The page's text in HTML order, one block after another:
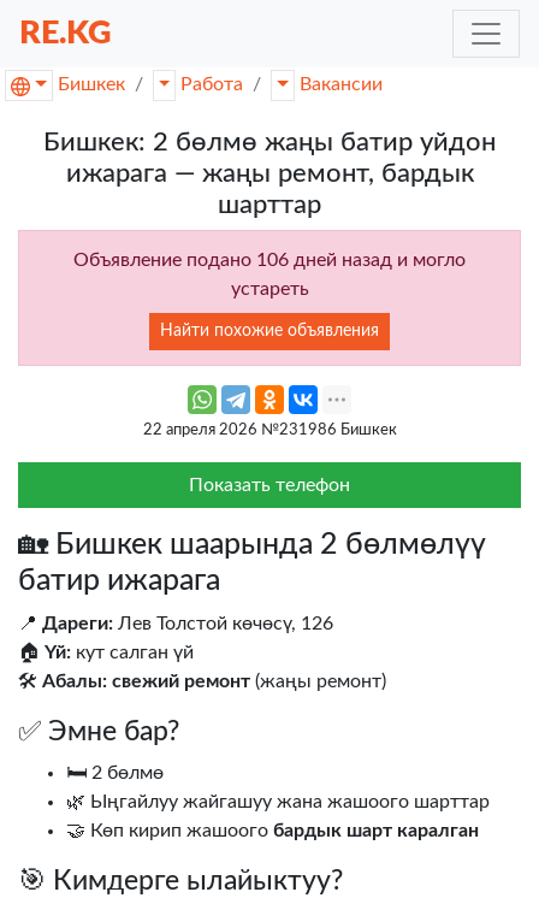
RE.KG
Бишкек Работа Вакансии
Бишкек: 2 бөлмө жаңы батир уйдон
ижарага — жаңы ремонт, бардык
шарттар
Объявление подано 106 дней назад и могло
устареть
Найти похожие объявления
22 апреля 2026 №231986 Бишкек
Показать телефон
🏡 Бишкек шаарында 2 бөлмөлүү
батир ижарага
📍 Дареги: Лев Толстой көчөсү, 126
🏠 Үй: кут салган үй
🛠️ Абалы: свежий ремонт (жаңы ремонт)
✅ Эмне бар?
🛏️ 2 бөлмө
🌿 Ыңгайлуу жайгашуу жана жашоого шарттар
🤝 Көп кирип жашоого бардык шарт каралган
🎯 Кимдерге ылайыктуу?